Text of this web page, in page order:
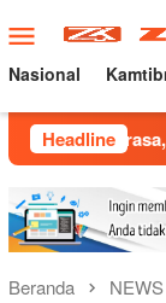
ke
konten
Menu
Mobile
Nasional
Headline
Koramil
Beranda NEWS